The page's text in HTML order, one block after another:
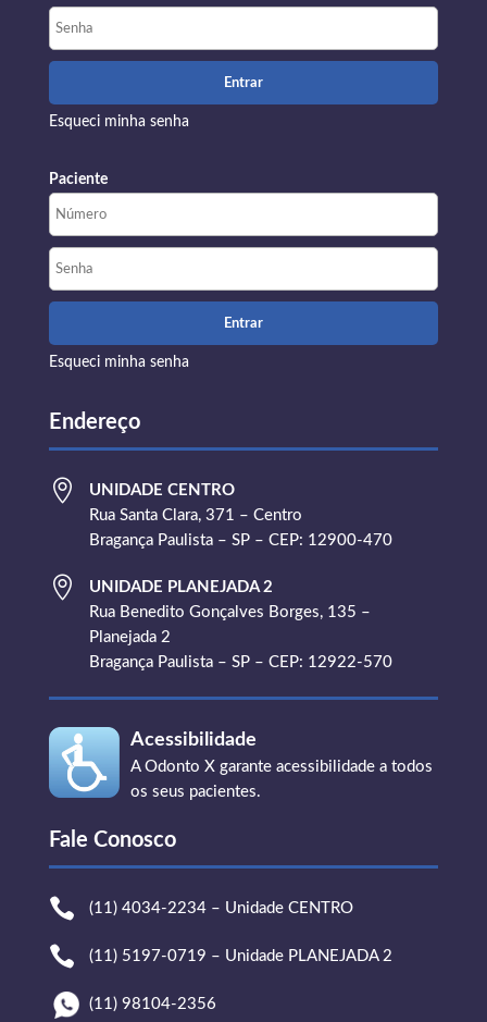
Esqueci minha senha
Paciente
Esqueci minha senha
Endereço

UNIDADE CENTRO
Rua Santa Clara, 371 – Centro
Bragança Paulista – SP – CEP: 12900-470

UNIDADE PLANEJADA 2
Rua Benedito Gonçalves Borges, 135 –
Planejada 2
Bragança Paulista – SP – CEP: 12922-570
Acessibilidade
A Odonto X garante acessibilidade a todos
os seus pacientes.
Fale Conosco
 (11) 4034-2234 – Unidade CENTRO
 (11) 5197-0719 – Unidade PLANEJADA 2
(11) 98104-2356